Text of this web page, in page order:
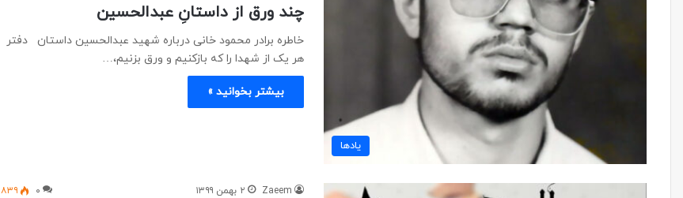
یادها
چند ورق از داستانِ عبدالحسین
خاطره برادر محمود خانی درباره شهید عبدالحسین داستان دفتر
هر یک از شهدا را که بازکنیم و ورق بزنیم،…
بیشتر بخوانید »
Zaeem ۲ بهمن ۱۳۹۹ ۰ ۸۳۹